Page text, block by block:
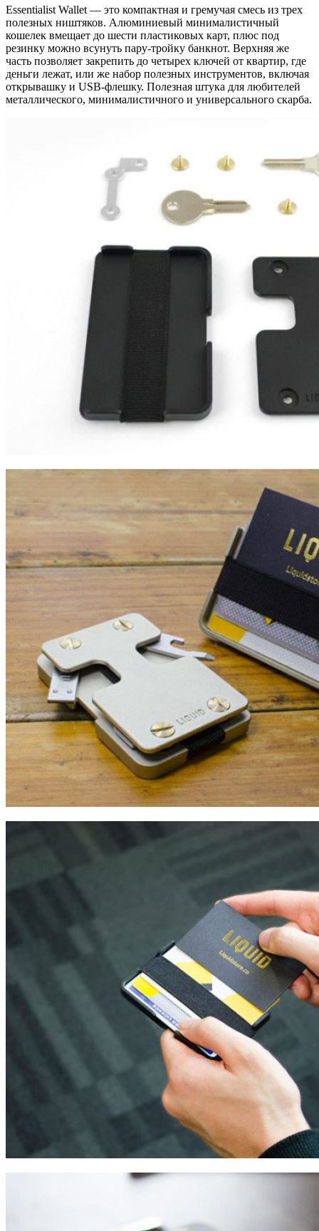
Essentialist Wallet — это компактная и гремучая смесь из трех
полезных ништяков. Алюминиевый минималистичный
кошелек вмещает до шести пластиковых карт, плюс под
резинку можно всунуть пару-тройку банкнот. Верхняя же
часть позволяет закрепить до четырех ключей от квартир, где
деньги лежат, или же набор полезных инструментов, включая
открывашку и USB-флешку. Полезная штука для любителей
металлического, минималистичного и универсального скарба.